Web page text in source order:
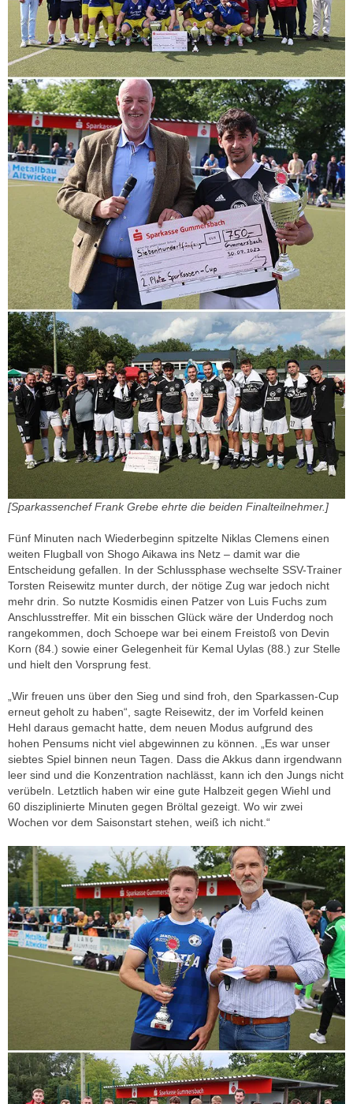
[Sparkassenchef Frank Grebe ehrte die beiden Finalteilnehmer.]
Fünf Minuten nach Wiederbeginn spitzelte Niklas Clemens einen
weiten Flugball von Shogo Aikawa ins Netz – damit war die
Entscheidung gefallen. In der Schlussphase wechselte SSV-Trainer
Torsten Reisewitz munter durch, der nötige Zug war jedoch nicht
mehr drin. So nutzte Kosmidis einen Patzer von Luis Fuchs zum
Anschlusstreffer. Mit ein bisschen Glück wäre der Underdog noch
rangekommen, doch Schoepe war bei einem Freistoß von Devin
Korn (84.) sowie einer Gelegenheit für Kemal Uylas (88.) zur Stelle
und hielt den Vorsprung fest.
„Wir freuen uns über den Sieg und sind froh, den Sparkassen-Cup
erneut geholt zu haben“, sagte Reisewitz, der im Vorfeld keinen
Hehl daraus gemacht hatte, dem neuen Modus aufgrund des
hohen Pensums nicht viel abgewinnen zu können. „Es war unser
siebtes Spiel binnen neun Tagen. Dass die Akkus dann irgendwann
leer sind und die Konzentration nachlässt, kann ich den Jungs nicht
verübeln. Letztlich haben wir eine gute Halbzeit gegen Wiehl und
60 disziplinierte Minuten gegen Bröltal gezeigt. Wo wir zwei
Wochen vor dem Saisonstart stehen, weiß ich nicht.“